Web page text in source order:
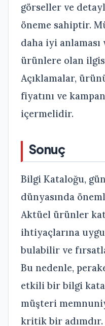
görseller ve
öneme sahiptir.
daha iyi
ürünlere olan
Açıklamalar,
fiyatını ve
içermelidir.
Sonuç
Bilgi Kataloğu,
dünyasında
Aktüel ürünler
ihtiyaçlarına
bulabilir ve
Bu nedenle,
etkili bir bilgi
müşteri
kritik bir adımdır.